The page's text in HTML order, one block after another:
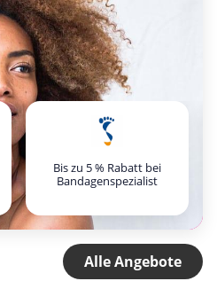
Bis zu 5 % Rabatt bei
Bandagenspezialist
Alle Angebote